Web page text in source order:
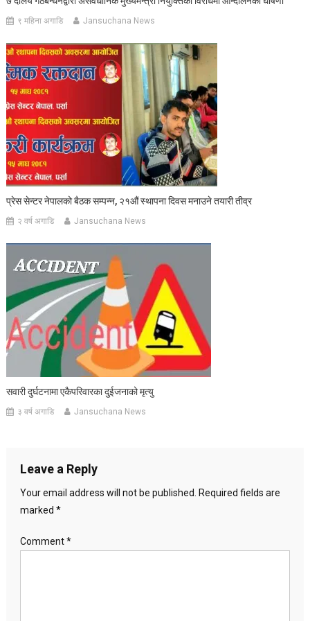
९ महिना अगाडि Jansuchana News
प्रेस सेन्टर नेपालको बैठक सम्पन्न, २१औं स्थापना दिवस मनाउने तयारी तीव्र
२ वर्ष अगाडि Jansuchana News
सवारी दुर्घटनामा एकैपरिवारका दुईजनाको मृत्यु
३ वर्ष अगाडि Jansuchana News
Leave a Reply
Your email address will not be published. Required fields are
marked *
Comment*